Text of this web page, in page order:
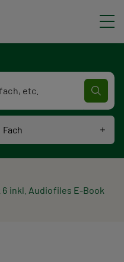
Fach
6 inkl. Audiofiles E-Book